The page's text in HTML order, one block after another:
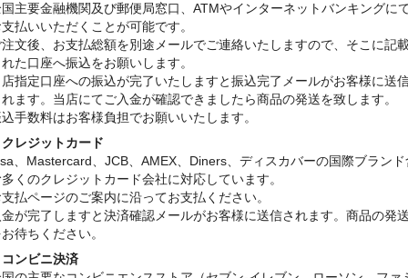
主要金融機関及び郵便局窓口、ATMやインターネットバンキングに
払いいただくことが可能です。
文後、お支払総額を別途メールでご連絡いたしますので、そこに記
た口座へ振込をお願いします。
指定口座への振込が完了いたしますと振込完了メールがお客様に送
ます。当店にてご入金が確認できましたら商品の発送を致します。
手数料はお客様負担でお願いいたします。
レジットカード
、Mastercard、JCB、AMEX、Diners、ディスカバーの国際ブランド
くのクレジットカード会社に対応しています。
払ページのご案内に沿ってお支払ください。
が完了しますと決済確認メールがお客様に送信されます。商品の発
待ちください。
ンビニ決済